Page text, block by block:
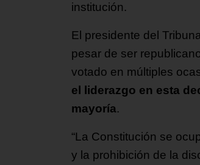
institución.
El presidente del
pesar de ser
votado en múltiples
el liderazgo en esta
mayoría.
“La Constitución se
y la prohibición de la